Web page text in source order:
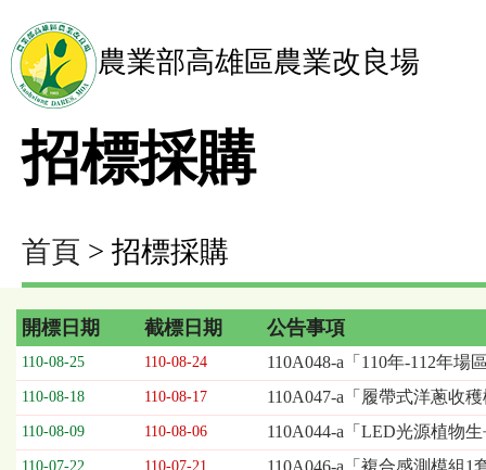
農業部高雄區農業改良場
招標採購
首頁 > 招標採購
招
標
採
購
列
開標日期 截標日期 公告事項
110-08-25 110-08-24 110A048-a「110年-112年
110-08-18 110-08-17 110A047-a「履帶式洋蔥收
110-08-09 110-08-06 110A044-a「LED光源植物
110-07-22 110-07-21 110A046-a「複合感測模組1